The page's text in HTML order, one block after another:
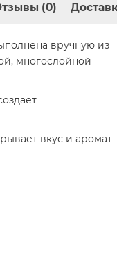
(0)
вручную из
многослойной
вкус и аромат